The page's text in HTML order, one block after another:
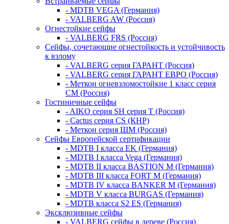
- MDTB VEGA (Германия)
- VALBERG AW (Россия)
Огнестойкие сейфы
- VALBERG FRS (Россия)
Сейфы, сочетающие огнестойкость и устойчивость
к взлому
- VALBERG серия ГАРАНТ (Россия)
- VALBERG серия ГАРАНТ ЕВРО (Россия)
- Меткон огневзломостойкие 1 класс серия
СМ (Россия)
Гостиничные сейфы
- AIKO серия SH серия Т (Россия)
- Cactus серия CS (КНР)
- Меткон серия ШМ (Россия)
Сейфы Европейской сертификации
- MDTB I класса EK (Германия)
- MDTB I класса Vega (Германия)
- MDTB II класса BASTION M (Германия)
- MDTB III класса FORT M (Германия)
- MDTB IV класса BANKER M (Германия)
- MDTB V класса BURGAS (Германия)
- MDTB класса S2 ES (Германия)
Эксклюзивные сейфы
- VALBERG сейфы в дереве (Россия)